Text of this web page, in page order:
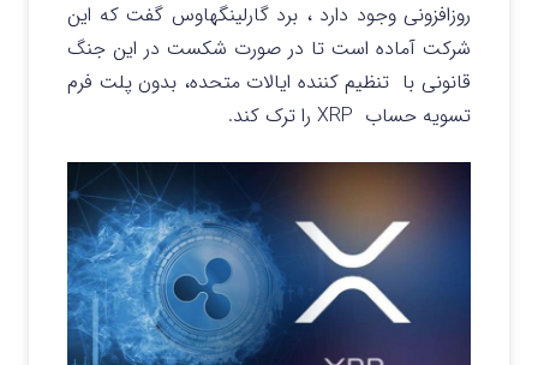
روزافزونی وجود دارد ، برد گارلینگهاوس گفت که این
شرکت آماده است تا در صورت شکست در این جنگ
قانونی با تنظیم کننده ایالات متحده، بدون پلت فرم
تسویه حساب XRP را ترک کند.